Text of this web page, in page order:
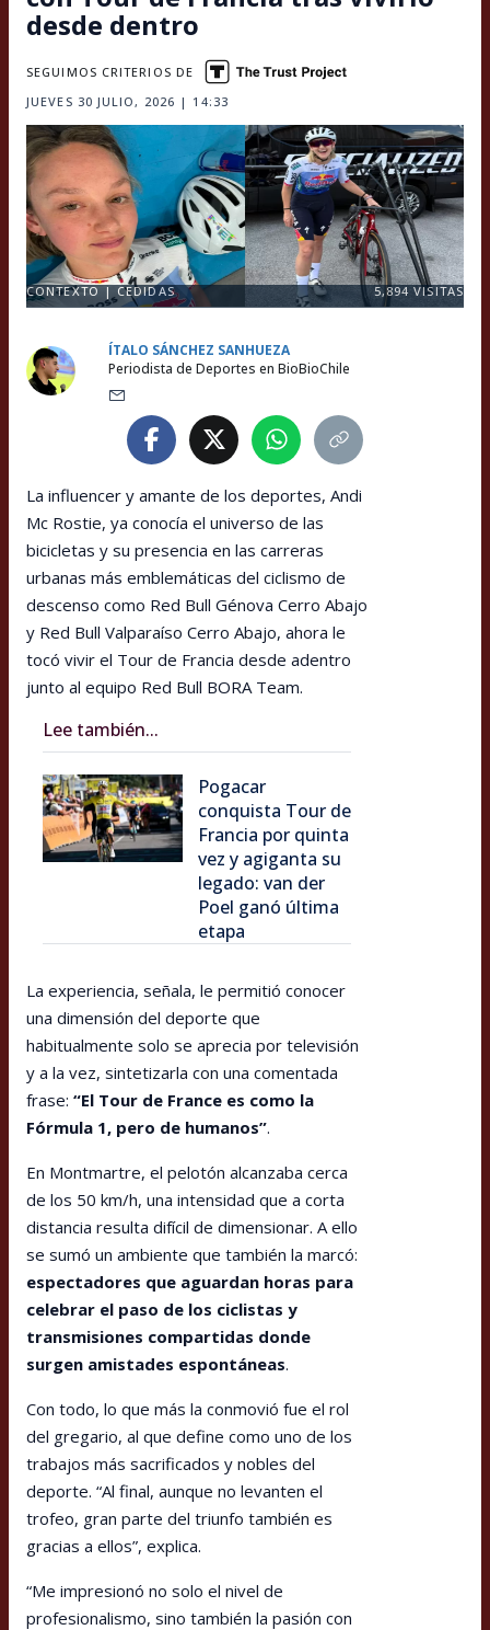
desde dentro
JUEVES 30 JULIO, 2026 | 14:33
SEGUIMOS CRITERIOS DE
CONTEXTO | CEDIDAS 5,894VISITAS
ÍTALO SÁNCHEZ SANHUEZA
Periodista de Deportes en BioBioChile
La influencer y amante de los deportes, Andi
Mc Rostie, ya conocía el universo de las
bicicletas y su presencia en las carreras
urbanas más emblemáticas del ciclismo de
descenso como Red Bull Génova Cerro Abajo
y Red Bull Valparaíso Cerro Abajo, ahora le
tocó vivir el Tour de Francia desde adentro
junto al equipo Red Bull BORA Team.
Lee también...
Pogacar
conquista Tour de
Francia por quinta
vez y agiganta su
legado: van der
Poel ganó última
etapa
La experiencia, señala, le permitió conocer
una dimensión del deporte que
habitualmente solo se aprecia por televisión
y a la vez, sintetizarla con una comentada
frase: “El Tour de France es como la
Fórmula 1, pero de humanos”.
En Montmartre, el pelotón alcanzaba cerca
de los 50 km/h, una intensidad que a corta
distancia resulta difícil de dimensionar. A ello
se sumó un ambiente que también la marcó:
espectadores que aguardan horas para
celebrar el paso de los ciclistas y
transmisiones compartidas donde
surgen amistades espontáneas.
Con todo, lo que más la conmovió fue el rol
del gregario, al que define como uno de los
trabajos más sacrificados y nobles del
deporte. “Al final, aunque no levanten el
trofeo, gran parte del triunfo también es
gracias a ellos”, explica.
“Me impresionó no solo el nivel de
profesionalismo, sino también la pasión con